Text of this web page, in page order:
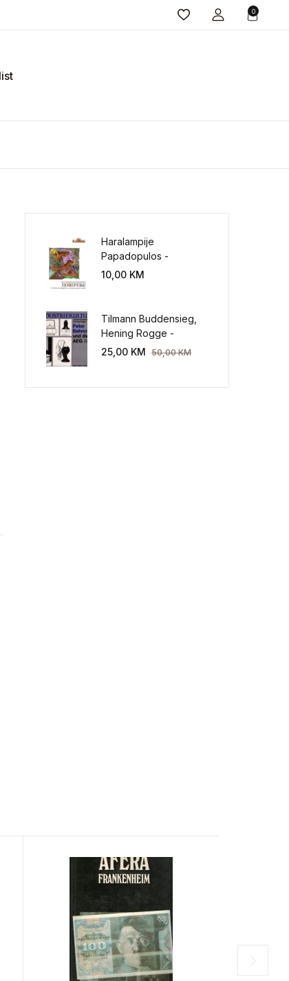
0
Haralampije
Papadopulos -
Poverenje: sloboda od
10,00 KM
Tilmann Buddensieg,
Hening Rogge -
Industriekultur: Peter
25,00 KM 50,00KM